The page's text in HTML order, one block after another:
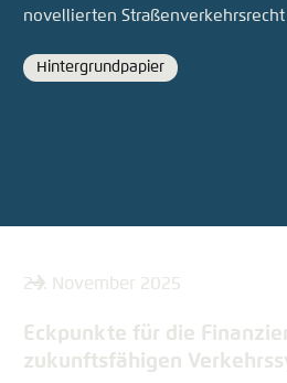
novellierten Straßenverkehrsrecht
Format
Hintergrundpapier
24. November 2025
Eckpunkte für die
zukunftsfähigen